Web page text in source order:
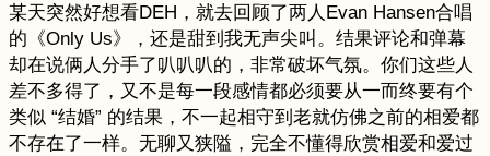
某天突然好想看DEH，就去回顾了两人Evan Hansen合唱
的《Only Us》，还是甜到我无声尖叫。结果评论和弹幕
却在说俩人分手了叭叭叭的，非常破坏气氛。你们这些人
差不多得了，又不是每一段感情都必须要从一而终要有个
类似 “结婚” 的结果，不一起相守到老就仿佛之前的相爱都
不存在了一样。无聊又狭隘，完全不懂得欣赏相爱和爱过